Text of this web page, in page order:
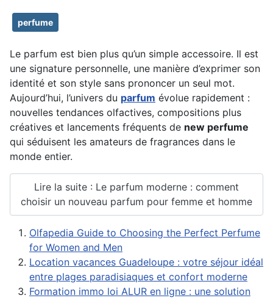
perfume
Le parfum est bien plus qu’un simple accessoire. Il est
une signature personnelle, une manière d’exprimer son
identité et son style sans prononcer un seul mot.
Aujourd’hui, l’univers du parfum évolue rapidement :
nouvelles tendances olfactives, compositions plus
créatives et lancements fréquents de new perfume
qui séduisent les amateurs de fragrances dans le
monde entier.
Lire la suite : Le parfum moderne : comment
choisir un nouveau parfum pour femme et homme
Olfapedia Guide to Choosing the Perfect Perfume
for Women and Men
Location vacances Guadeloupe : votre séjour idéal
entre plages paradisiaques et confort moderne
Formation immo loi ALUR en ligne : une solution